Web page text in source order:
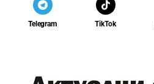
Telegram TikTok